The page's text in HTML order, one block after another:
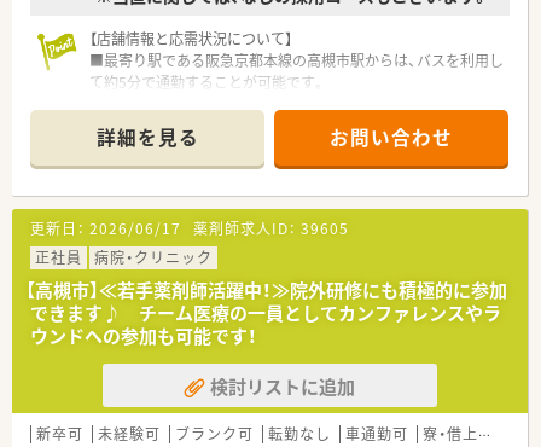
【店舗情報と応需状況について】
■最寄り駅である阪急京都本線の高槻市駅からは、バスを利用し
て約5分で通勤することが可能です。
らの処方を応需しています。
■薬剤師は常勤13名とパート3名が在籍しており、常時9～10名
体制で業務にあたっています。
【求人情報について】
■長期的に安定してキャリアを形成できる、正社員の薬剤師とし
てご活躍いただきます。
■ご経験や能力を十分に考慮し、年収380万円から最大600万円
の範囲で給与を決定します。
■住宅手当や退職金制度はもちろん、福利厚生倶楽部など充実し
たサポート体制が整っています。
【勤務実態について】
■勤務時間は基本的に月曜日から土曜日の8時30分から17時00
分までの日勤体制となっています。
詳細を見る お問い合わせ
更新日： 2026/06/17 薬剤師求人ID： 39605
正社員
病院・クリニック
【高槻市】≪若手薬剤師活躍中！≫院外研修にも積極的に参加
できます♪ チーム医療の一員としてカンファレンスやラ
ウンドへの参加も可能です！
検討リストに追加
新卒可 未経験可 ブランク可 転勤なし 車通勤可 寮・借上社宅あり